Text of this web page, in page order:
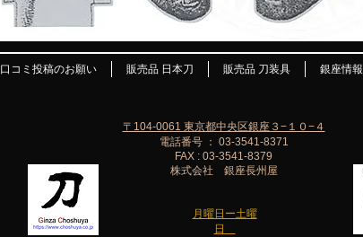
口コミ投稿のお願い 販売品 日本刀 販売品 刀装具 銀座情報
月曜日ー土曜
日
〒104-0061 東京都中央区銀座３−１０−４
電話番号 ： 03-3541-8371
FAX : 03-3541-8379
株式会社 銀座長州屋